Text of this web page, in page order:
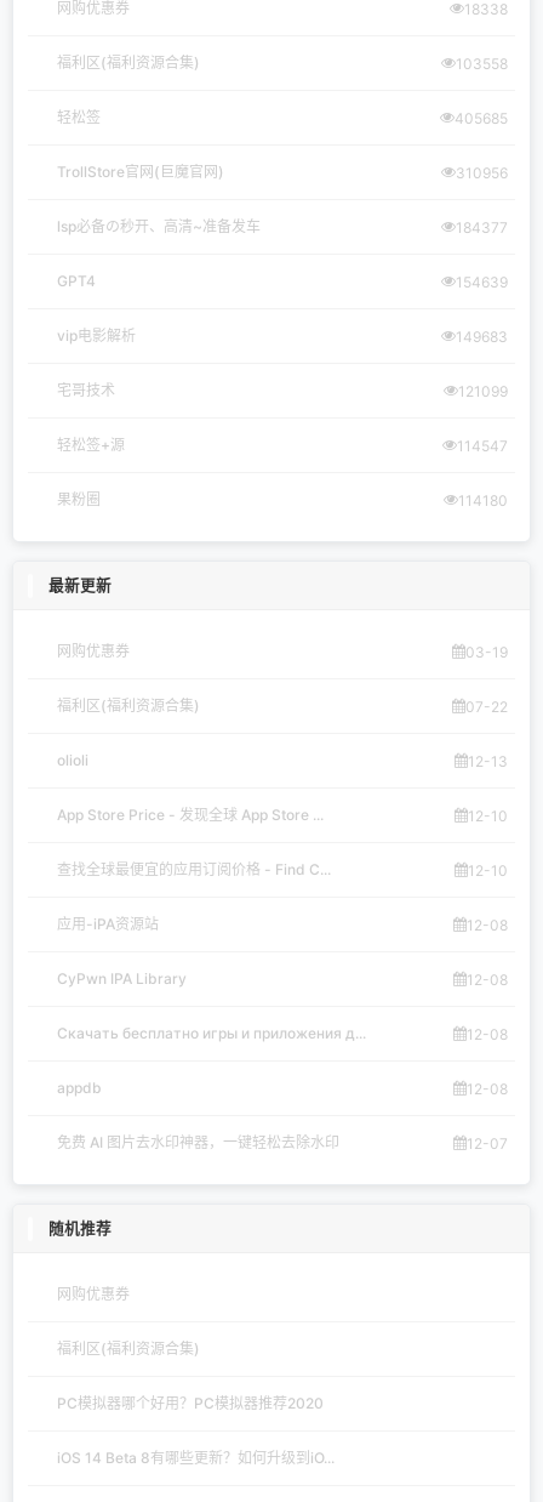
网购优惠券 18338
福利区(福利资源合集) 103558
轻松签 405685
TrollStore官网(巨魔官网) 310956
lsp必备の秒开、高清~准备发车 184377
GPT4 154639
vip电影解析 149683
宅哥技术 121099
轻松签+源 114547
果粉圈 114180
最新更新
网购优惠券 03-19
福利区(福利资源合集) 07-22
olioli 12-13
App Store Price - 发现全球 App Store ... 12-10
查找全球最便宜的应用订阅价格 - Find C... 12-10
应用-iPA资源站 12-08
CyPwn IPA Library 12-08
Скачать бесплатно игры и приложения д... 12-08
appdb 12-08
免费 AI 图片去水印神器，一键轻松去除水印 12-07
随机推荐
网购优惠券
福利区(福利资源合集)
PC模拟器哪个好用？PC模拟器推荐2020
iOS 14 Beta 8有哪些更新？如何升级到iO...